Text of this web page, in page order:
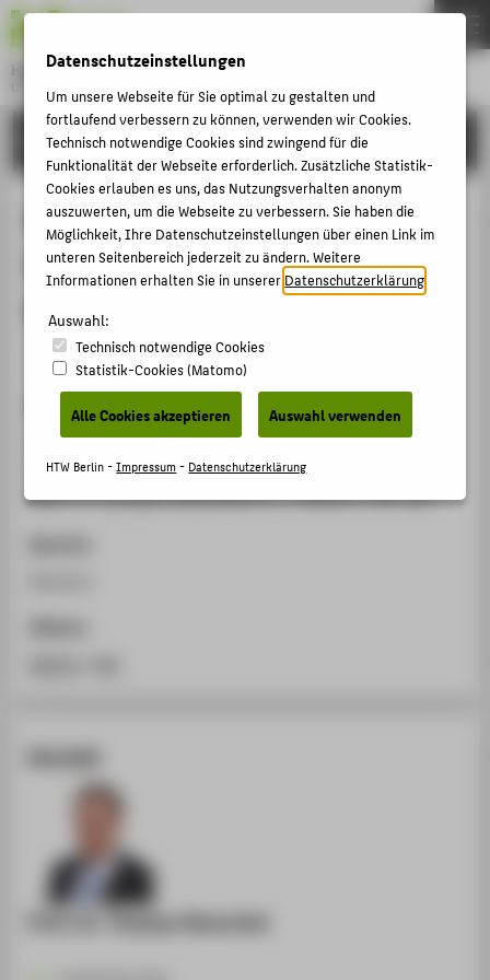
Hochschule für Technik und Wirtschaft Berlin
University of Applied Sciences
Menu
FORSCHUNG
Nach dem Spiel ist vor dem Spiel:
Neue Ansätze für das
Risikomanagement in KMU
Artikel › Journalartikel › 2023
Zitation
Heinze, Ilka;Henschel, Thomas: Nach dem Spiel ist vor
dem Spiel: Neue Ansätze für das Risikomanagement in
KMU. In: á propos 2022/2023 6, 1. (2023), S. 94-112.
Kontakt
Prof. Dr. Thomas Henschel
THEMEN
HOCHSCHULE
CAMPUS
STUDIUM
LEHRE
KARRIERE
INTERNATIONAL
INFORMATIONEN FÜR
STUDIENINTERESSIERTE
ÜBER DIE HTW BERLIN
Datenschutzeinstellungen
Um unsere Webseite für Sie optimal zu gestalten und
fortlaufend verbessern zu können, verwenden wir Cookies.
Technisch notwendige Cookies sind zwingend für die
Funktionalität der Webseite erforderlich. Zusätzliche Statistik-
Cookies erlauben es uns, das Nutzungsverhalten anonym
auszuwerten, um die Webseite zu verbessern. Sie haben die
Möglichkeit, Ihre Datenschutzeinstellungen über einen Link im
unteren Seitenbereich jederzeit zu ändern. Weitere
Informationen erhalten Sie in unsererDatenschutzerklärung
Auswahl:
Technisch notwendige Cookies
Statistik-Cookies (Matomo)
Alle Cookies akzeptieren Auswahl verwenden
HTW Berlin -Impressum- Datenschutzerklärung